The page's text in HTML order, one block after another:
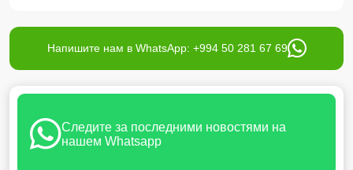
Напишите нам в WhatsApp: +994 50 281 67 69
Следите за последними новостями на
нашем Whatsapp